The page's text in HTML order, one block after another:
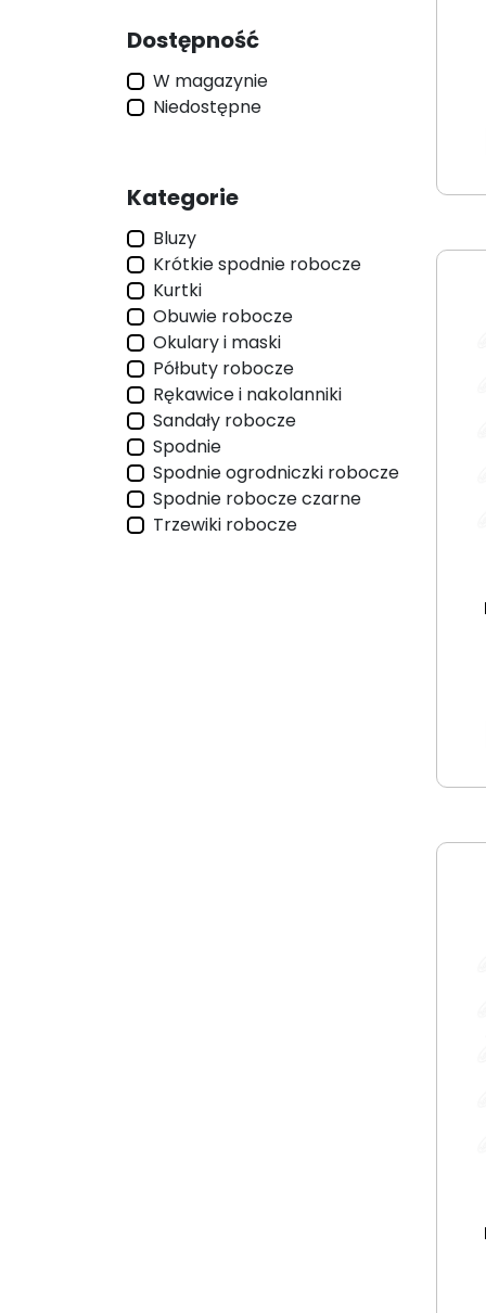
Dostępność
W magazynie
Niedostępne
Kategorie
Bluzy
Krótkie spodnie robocze
Kurtki
Obuwie robocze
Okulary i maski
Półbuty robocze
Rękawice i nakolanniki
Sandały robocze
Spodnie
Spodnie ogrodniczki robocze
Spodnie robocze czarne
Trzewiki robocze